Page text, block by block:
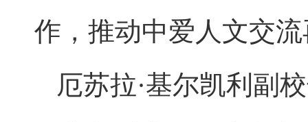
作，推动中爱人文交
厄苏拉·基尔凯利副